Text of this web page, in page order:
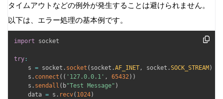
タイムアウトなどの例外が発生することは避けられません。
以下は、エラー処理の基本例です。
import socket
try :
    s
= socket . socket ( socket .AF_INET, socket .SOCK_STREAM )
    s
. connect ( ( '127.0.0.1' , 65432) )
    s
. sendall ( b"Test Message" )
    data
= s . recv( 1024)